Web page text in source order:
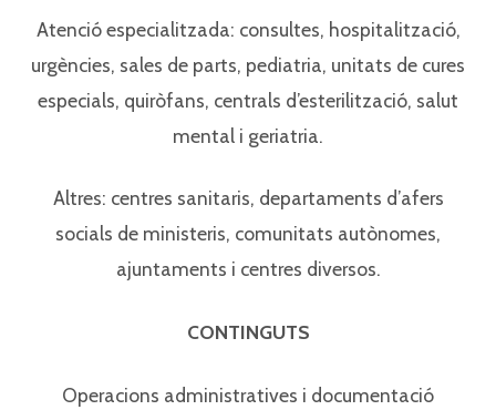
Atenció especialitzada: consultes, hospitalització,
urgències, sales de parts, pediatria, unitats de cures
especials, quiròfans, centrals d’esterilització, salut
mental i geriatria.
Altres: centres sanitaris, departaments d’afers
socials de ministeris, comunitats autònomes,
ajuntaments i centres diversos.
CONTINGUTS
Operacions administratives i documentació